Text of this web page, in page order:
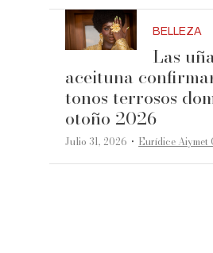
BELLEZA
Las
aceituna
tonos terrosos
otoño 2026
Julio 31, 2026 ·Eurídice Aiymet